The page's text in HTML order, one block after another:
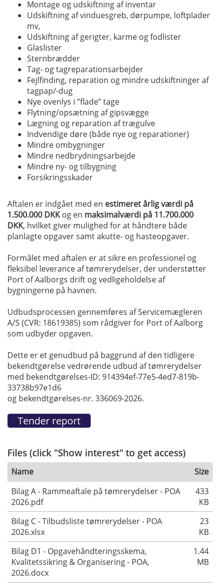
Montage og udskiftning af inventar
Udskiftning af vinduesgreb, dørpumpe, loftplader
mv,
Udskiftning af gerigter, karme og fodlister
Glaslister
Sternbrædder
Tag- og tagreparationsarbejder
Fejlfinding, reparation og mindre udskiftninger af
tagpap/-dug
Nye ovenlys i ”flade” tage
Flytning/opsætning af gipsvægge
Lægning og reparation af trægulve
Indvendige døre (både nye og reparationer)
Mindre ombygninger
Mindre nedbrydningsarbejde
Mindre ny- og tilbygning
Forsikringsskader
Aftalen er indgået med en estimeret årlig værdi på
1.500.000 DKK og en maksimalværdi på 11.700.000
DKK, hvilket giver mulighed for at håndtere både
planlagte opgaver samt akutte- og hasteopgaver.
Formålet med aftalen er at sikre en professionel og
fleksibel leverance af tømrerydelser, der understøtter
Port of Aalborgs drift og vedligeholdelse af
bygningerne på havnen.
Udbudsprocessen gennemføres af Servicemægleren
A/S (CVR: 18619385) som rådgiver for Port of Aalborg
som udbyder opgaven.
Dette er et genudbud på baggrund af den tidligere
bekendtgørelse vedrørende udbud af tømrerydelser
med bekendtgørelses-ID: 914394ef-77e5-4ed7-819b-
33738b97e1d6
og bekendtgørelses-nr. 336069-2026.
Files (click "Show interest" to get access)
Name
Size
Bilag A - Rammeaftale på tømrerydelser - POA
2026.pdf
433
KB
Bilag C - Tilbudsliste tømrerydelser - POA
2026.xlsx
23
KB
Bilag D1 - Opgavehåndteringsskema,
Kvalitetssikring & Organisering - POA,
2026.docx
1.44
MB